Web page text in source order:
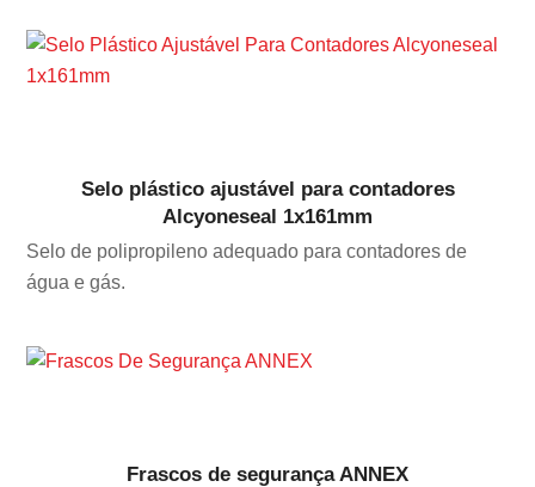
Selo plástico ajustável para contadores
Alcyoneseal 1x161mm
Selo de polipropileno adequado para contadores de
água e gás.
Frascos de segurança ANNEX